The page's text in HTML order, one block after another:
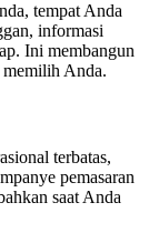
tempat Anda
informasi
Ini membangun
memilih Anda.
terbatas,
pemasaran
saat Anda